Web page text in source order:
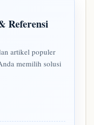
Referensi
artikel populer
memilih solusi